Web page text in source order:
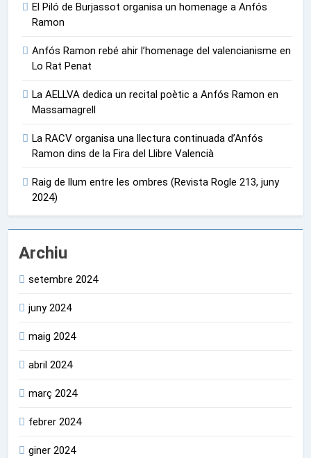
El Piló de Burjassot organisa un homenage a Anfós
Ramon
Anfós Ramon rebé ahir l’homenage del valencianisme en
Lo Rat Penat
La AELLVA dedica un recital poètic a Anfós Ramon en
Massamagrell
La RACV organisa una llectura continuada d’Anfós
Ramon dins de la Fira del Llibre Valencià
Raig de llum entre les ombres (Revista Rogle 213, juny
2024)
Archiu
setembre 2024
juny 2024
maig 2024
abril 2024
març 2024
febrer 2024
giner 2024